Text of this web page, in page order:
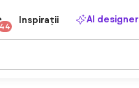
44
Inspirații AI designer